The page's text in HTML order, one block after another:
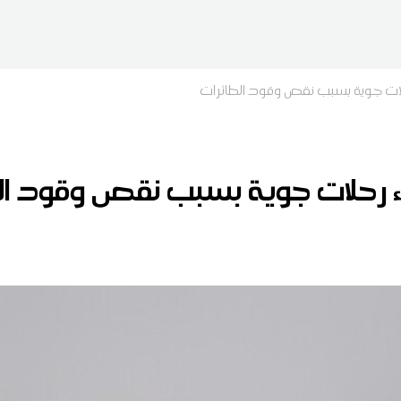
جوية بسبب نقص وقود الطائرات
رحلات جوية بسبب نقص وقود